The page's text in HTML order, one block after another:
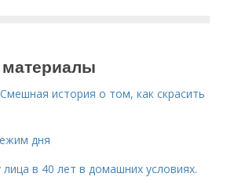
Смешная история о том, как скрасить
дня
в 40 лет в домашних условиях.